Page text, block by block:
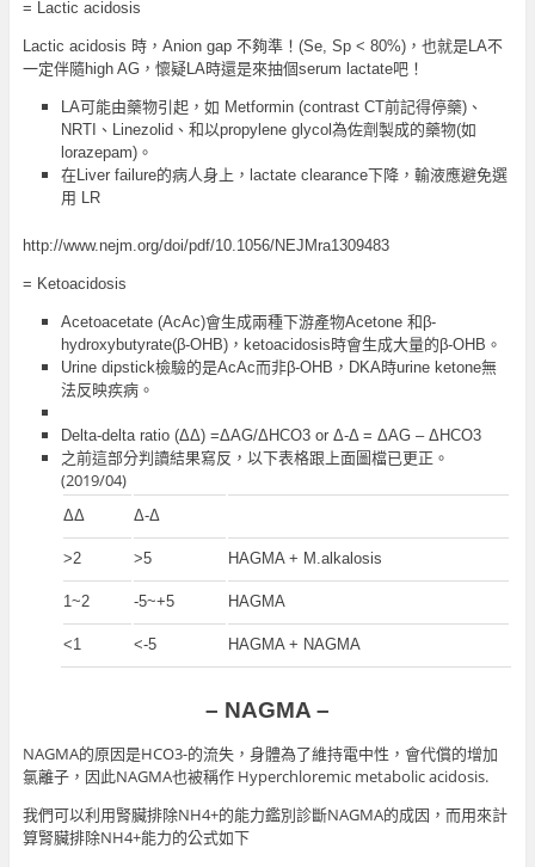
= Lactic acidosis
Lactic acidosis 時，Anion gap 不夠準！(Se, Sp < 80%)，也就是LA不
一定伴隨high AG，懷疑LA時還是來抽個serum lactate吧！
LA可能由藥物引起，如 Metformin (contrast CT前記得停藥)、
NRTI、Linezolid、和以propylene glycol為佐劑製成的藥物(如
lorazepam)。
在Liver failure的病人身上，lactate clearance下降，輸液應避免選
用 LR
http://www.nejm.org/doi/pdf/10.1056/NEJMra1309483
= Ketoacidosis
Acetoacetate (AcAc)會生成兩種下游產物Acetone 和β-
hydroxybutyrate(β-OHB)，ketoacidosis時會生成大量的β-OHB。
Urine dipstick檢驗的是AcAc而非β-OHB，DKA時urine ketone無
法反映疾病。
Delta-delta ratio (ΔΔ) =ΔAG/ΔHCO3 or Δ-Δ = ΔAG – ΔHCO3
之前這部分判讀結果寫反，以下表格跟上面圖檔已更正。
(2019/04)
ΔΔ Δ-Δ
>2 >5 HAGMA + M.alkalosis
1~2 -5~+5 HAGMA
<1 <-5 HAGMA + NAGMA
– NAGMA –
NAGMA的原因是HCO3-的流失，身體為了維持電中性，會代償的增加
氯離子，因此NAGMA也被稱作 Hyperchloremic metabolic acidosis.
我們可以利用腎臟排除NH4+的能力鑑別診斷NAGMA的成因，而用來計
算腎臟排除NH4+能力的公式如下